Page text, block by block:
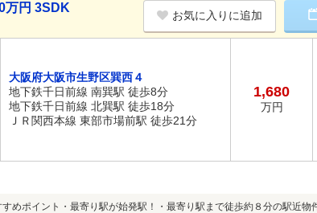
万円 3SDK
お気に入りに追加
大阪府大阪市生野区巽西４
地下鉄千日前線 南巽駅 徒歩8分
地下鉄千日前線 北巽駅 徒歩18分
ＪＲ関西本線 東部市場前駅 徒歩21分
1,680
万円
めポイント・最寄り駅が始発駅！・最寄り駅まで徒歩約８分の駅近